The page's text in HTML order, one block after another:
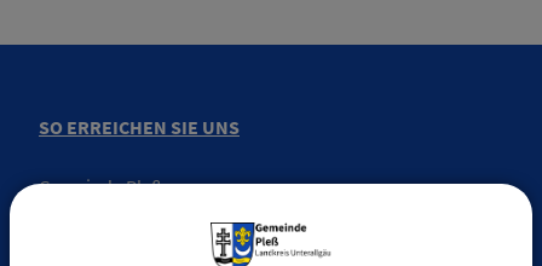
SO ERREICHEN SIE UNS
Gemeinde Pleß